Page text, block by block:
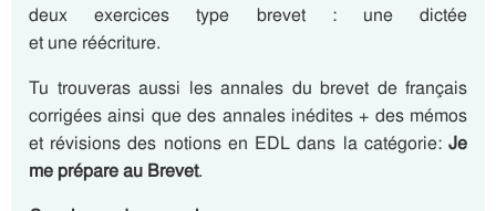
deux exercices type brevet : une dictée
et une réécriture.
Tu trouveras aussi les annales du brevet de français
corrigées ainsi que des annales inédites + des mémos
et révisions des notions en EDL dans la catégorie: Je
me prépare au Brevet.